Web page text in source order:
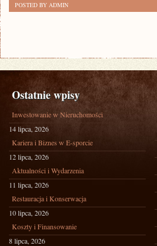
POSTED BY ADMIN
Ostatnie wpisy
Inwestowanie w Nieruchomości
14 lipca, 2026
Kariera i Biznes w E-sporcie
12 lipca, 2026
Aktualności i Wydarzenia
11 lipca, 2026
Restauracja i Konserwacja
10 lipca, 2026
Koszty i Finansowanie
8 lipca, 2026